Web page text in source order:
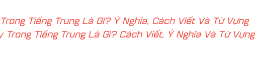
Tiếng Trung Là Gì? Ý Nghĩa, Cách Viết Và Từ Vựng
Trong Tiếng Trung Là Gì? Cách Viết, Ý Nghĩa Và Từ Vựng